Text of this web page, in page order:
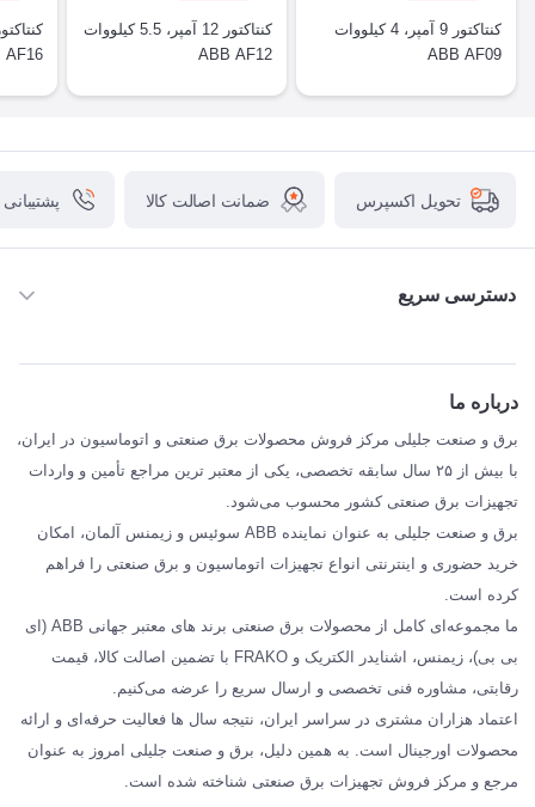
کنتاکتور 9 آمپر، 4 کیلووات
ABB AF09
کنتاکتور 12 آمپر، 5.5 کیلووات
ABB AF12
AF16
تحویل اکسپرس ضمانت اصالت کالا
دسترسی سریع
SCHNEIDER
فراکو FRAKO
مقالات تخصصی برق صنعتی
درباره ما
برق و صنعت جلیلی مرکز فروش محصولات برق صنعتی و اتوماسیون در ایران،
با بیش از ۲۵ سال سابقه تخصصی، یکی از معتبر ترین مراجع تأمین و واردات
تجهیزات برق صنعتی کشور محسوب می‌شود.
برق و صنعت جلیلی به عنوان نماینده ABB سوئیس و زیمنس آلمان، امکان
خرید حضوری و اینترنتی انواع تجهیزات اتوماسیون و برق صنعتی را فراهم
کرده است.
ما مجموعه‌ای کامل از محصولات برق صنعتی برند های معتبر جهانی ABB (ای
بی بی)، زیمنس، اشنایدر الکتریک و FRAKO با تضمین اصالت کالا، قیمت
رقابتی، مشاوره فنی تخصصی و ارسال سریع را عرضه می‌کنیم.
اعتماد هزاران مشتری در سراسر ایران، نتیجه سال ها فعالیت حرفه‌ای و ارائه
محصولات اورجینال است. به همین دلیل، برق و صنعت جلیلی امروز به عنوان
مرجع و مرکز فروش تجهیزات برق صنعتی شناخته شده است.